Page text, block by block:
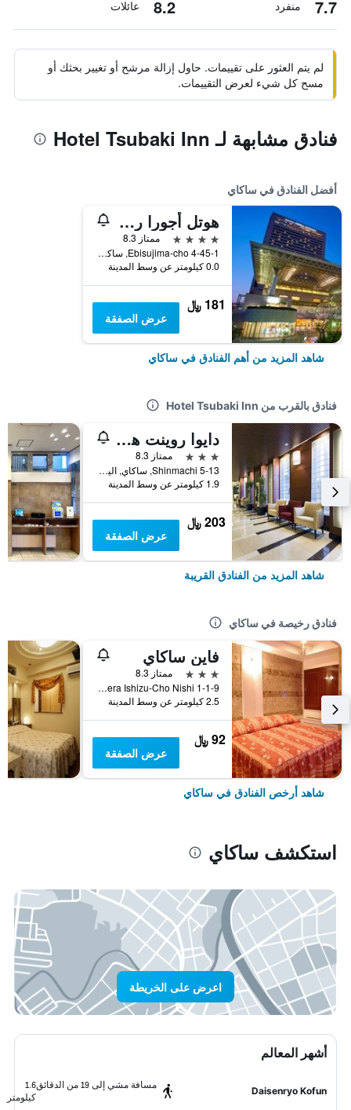
7.7 منفرد 8.2 عائلات
لم يتم العثور على تقييمات. حاول إزالة مرشح أو تغيير بحثك أو
مسح كل شيء لعرض التقييمات.
فنادق مشابهة لـ Hotel Tsubaki Inn
أفضل الفنادق في ساكاي
هوتل أجورا ريجنسي أوساكا ساكاي
4 نجوم
ممتاز 8.3
4-45-1 Ebisujima-cho, ساكاي, اليابان
0.0 كيلومتر عن وسط المدينة
181 ﷼
عرض الصفقة
شاهد المزيد من أهم الفنادق في ساكاي
فنادق بالقرب من Hotel Tsubaki Inn
دايوا روينت هوتل ساكاي هيجاشي
3 نجوم
ممتاز 8.3
5-13 Shinmachi, ساكاي, اليابان
1.9 كيلومتر عن وسط المدينة
203 ﷼
عرض الصفقة
شاهد المزيد من الفنادق القريبة
فنادق رخيصة في ساكاي
فاين ساكاي
3 نجوم
ممتاز 8.3
1-1-9 Hamadera Ishizu-Cho Nishi, ساكاي, اليابان
2.5 كيلومتر عن وسط المدينة
92 ﷼
عرض الصفقة
شاهد أرخص الفنادق في ساكاي
استكشف ساكاي
اعرض على الخريطة
أشهر المعالم
Daisenryo Kofun
مسافة مشي إلى 19 من الدقائق
1.6
كيلومتر